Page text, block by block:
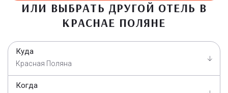
ИЛИ ВЫБРАТЬ ДРУГОЙ ОТЕЛЬ В
КРАСНАЕ ПОЛЯНЕ
Куда
Красная Поляна
Когда